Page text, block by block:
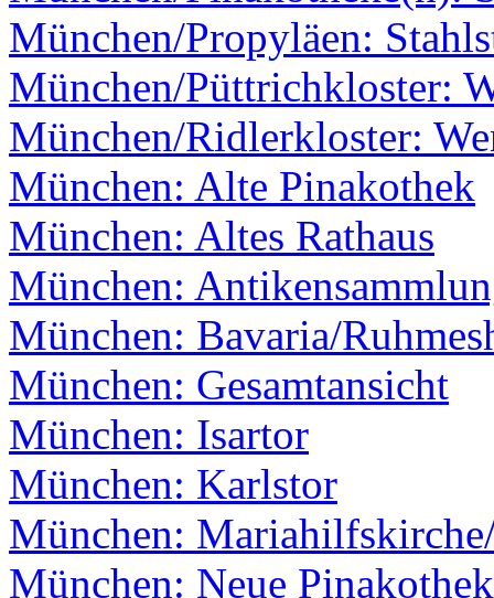
München/Propyläen:
München/Püttrichkloster:
München/Ridlerkloster:
München: Alte Pinakothek
München: Altes Rathaus
München:
München: Bavaria/
München: Gesamtansicht
München: Isartor
München: Karlstor
München:
München: Neue Pinakothek